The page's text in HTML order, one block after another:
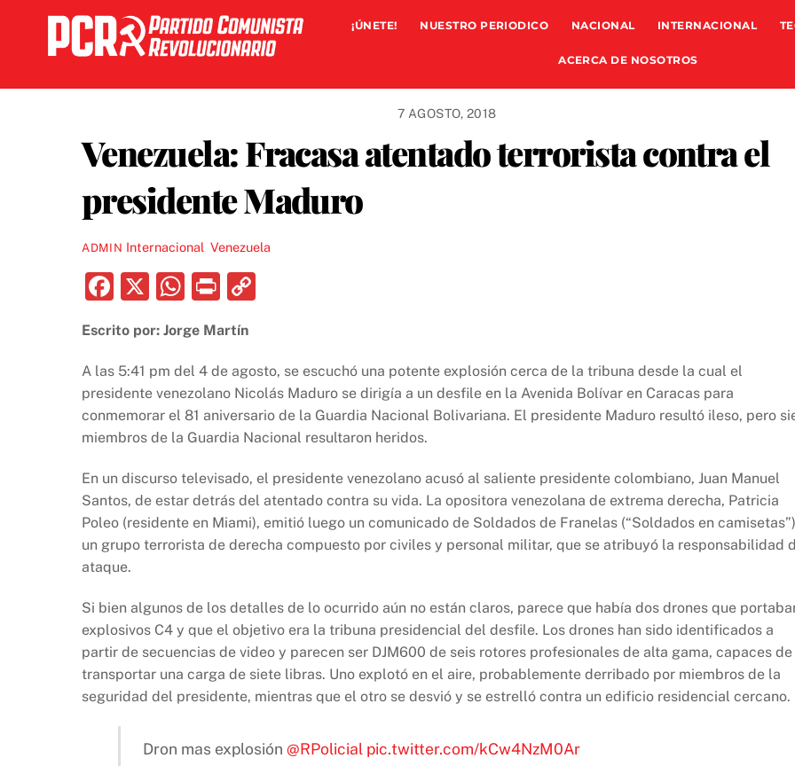
content
¡ÚNETE! NUESTRO PERIODICO NACIONAL INTERNACIONAL
ACERCA DE NOSOTROS
7 AGOSTO, 2018
Venezuela: Fracasa atentado terrorista contra el
presidente Maduro
ADMIN Internacional ,Venezuela
F
c
e
b
o
k
X
W
at
s
A
p
P
nt
y
Li
n
Escrito por: Jorge Martín
A las 5:41 pm del 4 de agosto, se escuchó una potente explosión cerca de la tribuna desde la cual el
presidente venezolano Nicolás Maduro se dirigía a un desfile en la Avenida Bolívar en Caracas para
conmemorar el 81 aniversario de la Guardia Nacional Bolivariana. El presidente Maduro resultó ileso, pero
miembros de la Guardia Nacional resultaron heridos.
En un discurso televisado, el presidente venezolano acusó al saliente presidente colombiano, Juan Manuel
Santos, de estar detrás del atentado contra su vida. La opositora venezolana de extrema derecha, Patricia
Poleo (residente en Miami), emitió luego un comunicado de Soldados de Franelas (“Soldados en
un grupo terrorista de derecha compuesto por civiles y personal militar, que se atribuyó la responsabilidad
ataque.
Si bien algunos de los detalles de lo ocurrido aún no están claros, parece que había dos drones que
explosivos C4 y que el objetivo era la tribuna presidencial del desfile. Los drones han sido identificados a
partir de secuencias de video y parecen ser DJM600 de seis rotores profesionales de alta gama, capaces de
transportar una carga de siete libras. Uno explotó en el aire, probablemente derribado por miembros de la
seguridad del presidente, mientras que el otro se desvió y se estrelló contra un edificio residencial cercano.
Dron mas explosión @RPolicial pic.twitter.com/kCw4NzM0Ar